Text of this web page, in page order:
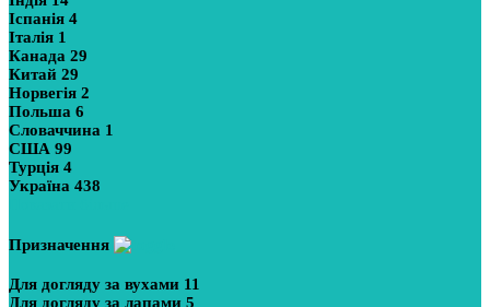
Іспанія 4
Італія 1
Канада 29
Китай 29
Норвегія 2
Польша 6
Словаччина 1
США 99
Турція 4
Україна 438
Призначення
Для догляду за вухами 11
Для догляду за лапами 5